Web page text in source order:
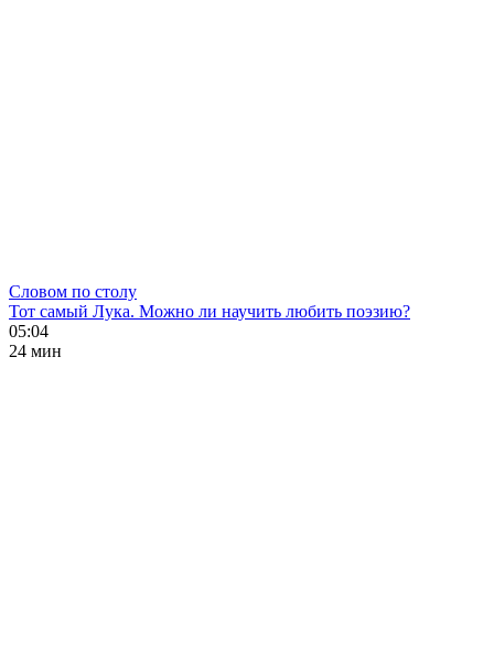
Словом по столу
Тот самый Лука. Можно ли научить любить поэзию?
05:04
24 мин